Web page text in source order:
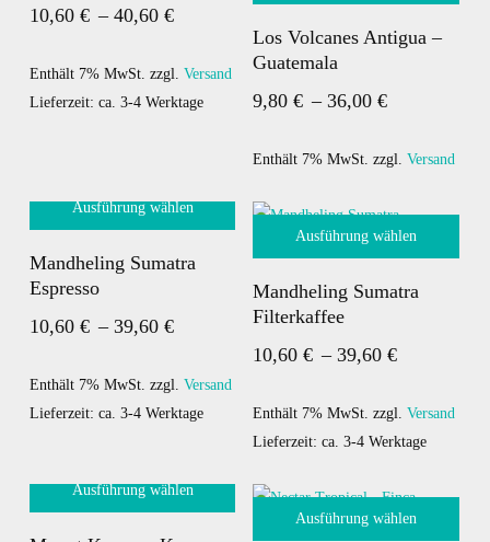
werden
werden
mehrere
auf.
Die
gewählt
werden
10,60 € – 40,60 €
bis
40,60 €
Enthält 7% MwSt. zzgl. Versand
Lieferzeit: ca. 3-4 Werktage
Produkt
weist
mehrere
auf.
Optionen
können
der
gewählt
Los Volcanes Antigua –
Guatemala
9,80€ –36,00€
bis
Enthält 7% MwSt. zzgl.Versand
Ausführung wählen
Produkt
weist
mehrere
auf.
Die
Mandheling Sumatra
Espresso
10,60 € – 39,60 € Preisspanne:
bis
39,60 €
Enthält 7% MwSt. zzgl. Versand
Lieferzeit: ca. 3-4 Werktage
Ausführung wählen
Produkt
weist
mehrere
auf.
Die
können
Mandheling Sumatra
Filterkaffee
10,60€ –39,60€
bis
39,60 €
Enthält 7% MwSt. zzgl.Versand
Lieferzeit: ca. 3-4 Werktage
Ausführung wählen
Ausführung wählen